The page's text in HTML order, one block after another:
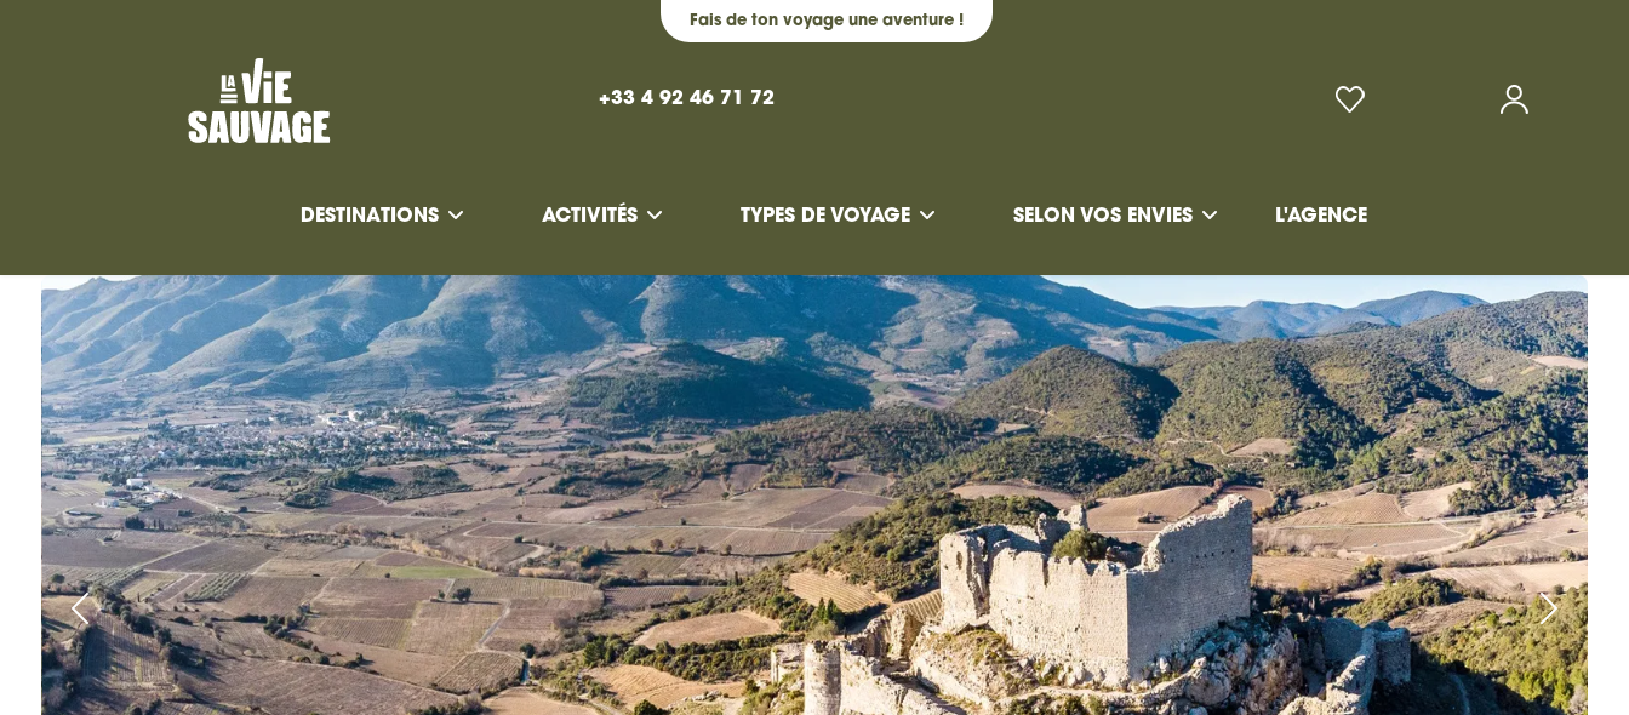
Fais de ton voyage une aventure !
DESTINATIONS ACTIVITÉS TYPES DE VOYAGE SELON VOS ENVIES L'AGENCE
+33 4 92 46 71 72